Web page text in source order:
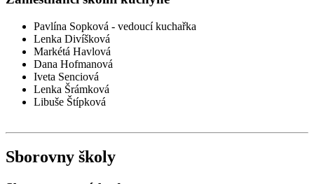
Pavlína Sopková - vedoucí kuchařka
Lenka Divíšková
Markétá Havlová
Dana Hofmanová
Iveta Senciová
Lenka Šrámková
Libuše Štípková
Sborovny školy